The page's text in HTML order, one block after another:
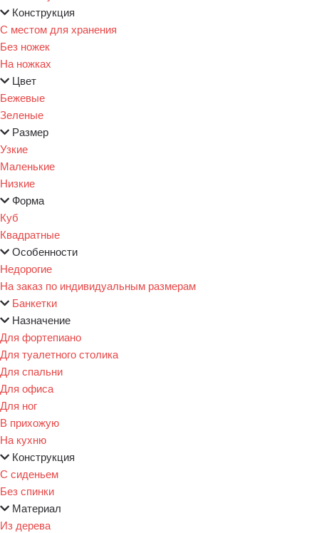
Конструкция
С местом для хранения
Без ножек
На ножках
Цвет
Бежевые
Зеленые
Размер
Узкие
Маленькие
Низкие
Форма
Куб
Квадратные
Особенности
Недорогие
На заказ по индивидуальным размерам
Банкетки
Назначение
Для фортепиано
Для туалетного столика
Для спальни
Для офиса
Для ног
В прихожую
На кухню
Конструкция
С сиденьем
Без спинки
Материал
Из дерева